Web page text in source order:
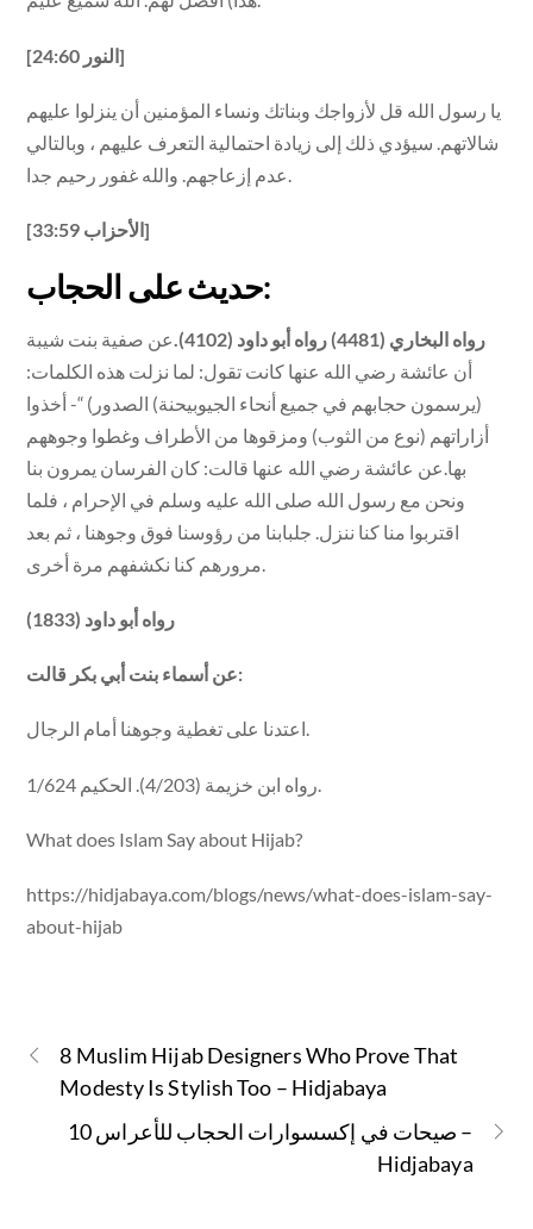
[النور 24:60]
يا رسول الله قل لأزواجك وبناتك ونساء المؤمنين أن ينزلوا عليهم
شالاتهم. سيؤدي ذلك إلى زيادة احتمالية التعرف عليهم ، وبالتالي
[الأحزاب 33:59]
حديث على الحجاب:
رواه البخاري (4481) رواه أبو داود (4102).
عن صفية بنت شيبة
أن عائشة رضي الله عنها كانت تقول: لما نزلت هذه الكلمات:
(يرسمون حجابهم في جميع أنحاء الجيوبيحنة) الصدور) “- أخذوا
أزاراتهم (نوع من الثوب) ومزقوها من الأطراف وغطوا وجوههم
بها.عن عائشة رضي الله عنها قالت: كان الفرسان يمرون بنا
ونحن مع رسول الله صلى الله عليه وسلم في الإحرام ، فلما
اقتربوا منا كنا ننزل. جلبابنا من رؤوسنا فوق وجوهنا ، ثم بعد
رواه أبو داود (1833)
عن أسماء بنت أبي بكر قالت:
اعتدنا على تغطية وجوهنا أمام الرجال.
What does Islam Say about Hijab?
https://hidjabaya.com/blogs/news/what-does-islam-say-
about-hijab
8 Muslim Hijab Designers Who Prove That
Modesty Is Stylish Too – Hidjabaya
10 صيحات في إكسسوارات الحجاب للأعراس –
Hidjabaya